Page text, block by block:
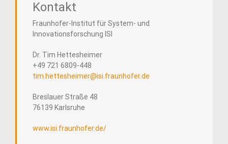
Kontakt
Fraunhofer-Institut für System- und
Innovationsforschung ISI
Dr. Tim Hettesheimer
+49 721 6809-448
tim.hettesheimer@isi.fraunhofer.de
Breslauer Straße 48
76139 Karlsruhe
www.isi.fraunhofer.de/